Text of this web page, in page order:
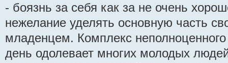
- боязнь за себя как за не очень
нежелание уделять основную часть
младенцем. Комплекс
день одолевает многих молодых